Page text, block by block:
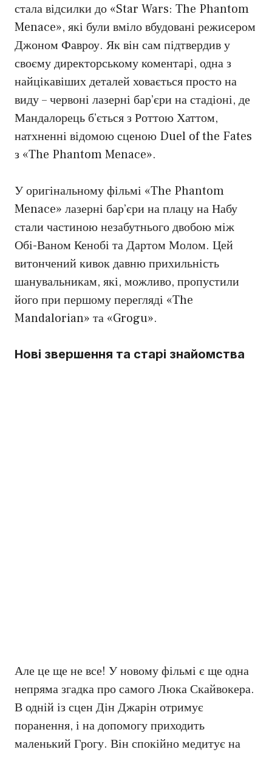
стала відсилки до «Star Wars: The Phantom
Menace», які були вміло вбудовані режисером
Джоном Фавроу. Як він сам підтвердив у
своєму директорському коментарі, одна з
найцікавіших деталей ховається просто на
виду – червоні лазерні бар’єри на стадіоні, де
Мандалорець б’ється з Роттою Хаттом,
натхненні відомою сценою Duel of the Fates
з «The Phantom Menace».
У оригінальному фільмі «The Phantom
Menace» лазерні бар’єри на плацу на Набу
стали частиною незабутнього двобою між
Обі-Ваном Кенобі та Дартом Молом. Цей
витончений кивок давню прихильність
шанувальникам, які, можливо, пропустили
його при першому перегляді «The
Mandalorian» та «Grogu».
Нові звершення та старі знайомства
Але це ще не все! У новому фільмі є ще одна
непряма згадка про самого Люка Скайвокера.
В одній із сцен Дін Джарін отримує
поранення, і на допомогу приходить
маленький Грогу. Він спокійно медитує на